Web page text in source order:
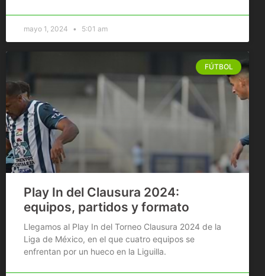
mayo 1, 2024 5:01 am
FÚTBOL
Play In del Clausura 2024:
equipos, partidos y formato
Llegamos al Play In del Torneo Clausura 2024 de la
Liga de México, en el que cuatro equipos se
enfrentan por un hueco en la Liguilla.